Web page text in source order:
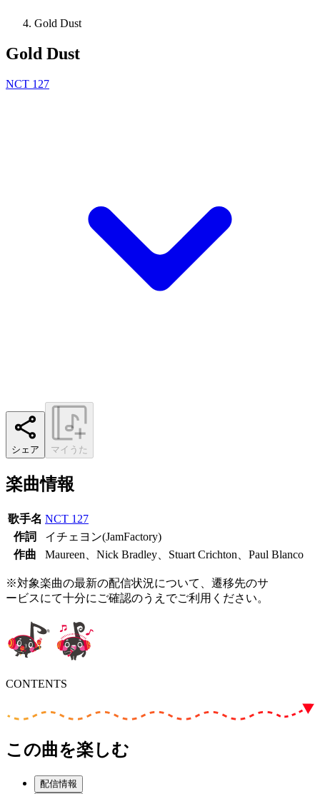
Gold Dust
Gold Dust
NCT 127
シェア マイうた
楽曲情報
歌手名 NCT 127
作詞
イチェヨン(JamFactory)
作曲
Maureen、Nick Bradley、Stuart Crichton、Paul Blanco
※対象楽曲の最新の配信状況について、遷移先のサ
ービスにて十分にご確認のうえでご利用ください。
CONTENTS
この曲を楽しむ
配信情報